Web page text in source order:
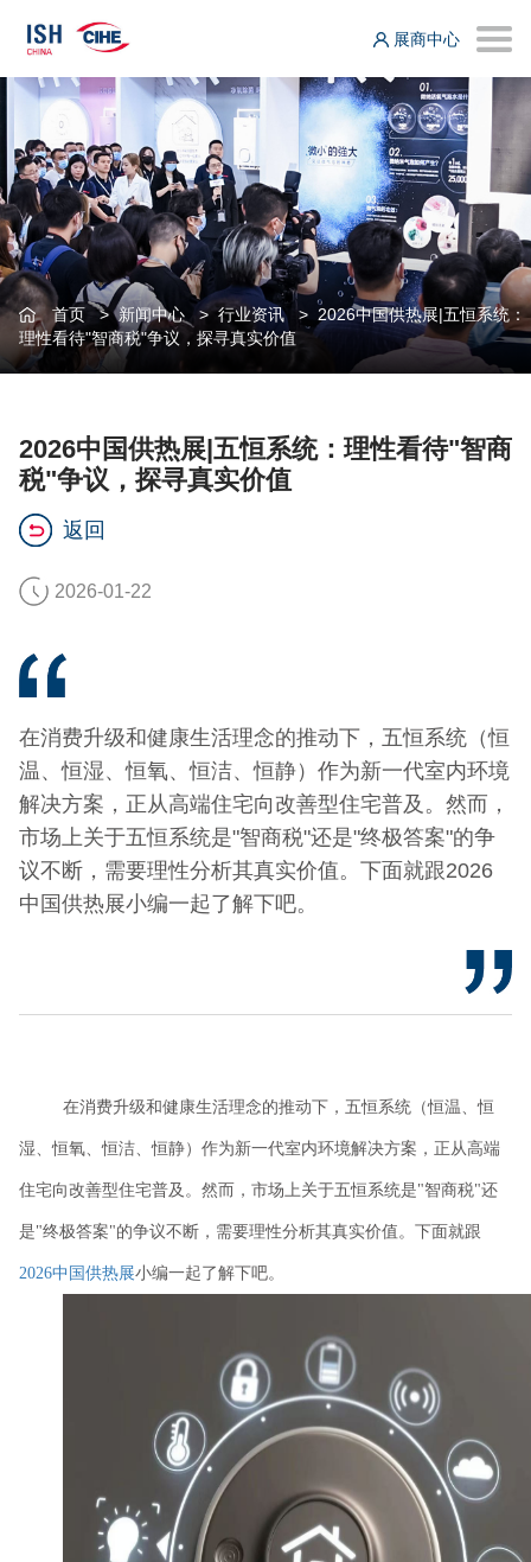
展商中心
首页>新闻中心>行业资讯> 2026中国供热展|五恒系统：
理性看待"智商税"争议，探寻真实价值
2026中国供热展|五恒系统：理性看待"智商
税"争议，探寻真实价值
返回
2026-01-22
在消费升级和健康生活理念的推动下，五恒系统（恒
温、恒湿、恒氧、恒洁、恒静）作为新一代室内环境
解决方案，正从高端住宅向改善型住宅普及。然而，
市场上关于五恒系统是"智商税"还是"终极答案"的争
议不断，需要理性分析其真实价值。下面就跟2026
中国供热展小编一起了解下吧。
在消费升级和健康生活理念的推动下，五恒系统（恒温、恒
湿、恒氧、恒洁、恒静）作为新一代室内环境解决方案，正从高端
住宅向改善型住宅普及。然而，市场上关于五恒系统是"智商税"还
是"终极答案"的争议不断，需要理性分析其真实价值。 下面就跟
2026中国供热展小编一起了解下吧。